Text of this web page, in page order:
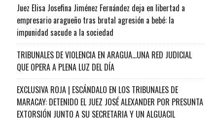
Juez Elisa Josefina Jiménez Fernández deja en libertad a
empresario aragueño tras brutal agresión a bebé: la
impunidad sacude a la sociedad
TRIBUNALES DE VIOLENCIA EN ARAGUA…UNA RED JUDICIAL
QUE OPERA A PLENA LUZ DEL DÍA
EXCLUSIVA ROJA | ESCÁNDALO EN LOS TRIBUNALES DE
MARACAY: DETENIDO EL JUEZ JOSÉ ALEXANDER POR PRESUNTA
EXTORSIÓN JUNTO A SU SECRETARIA Y UN ALGUACIL